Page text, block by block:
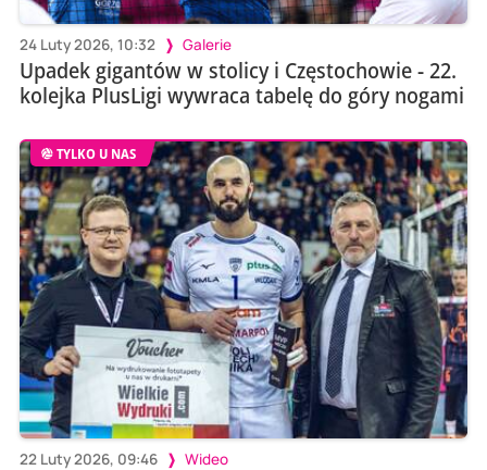
24 Luty 2026, 10:32 Galerie
Upadek gigantów w stolicy i Częstochowie - 22.
kolejka PlusLigi wywraca tabelę do góry nogami
TYLKO U NAS
22 Luty 2026, 09:46 Wideo